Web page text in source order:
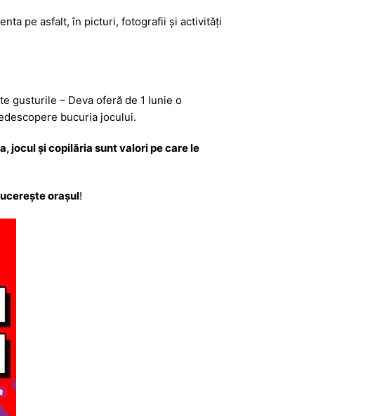
pe asfalt, în picturi, fotografii și activități
gusturile – Deva oferă de 1 Iunie o
bucuria jocului.
jocul și copilăria sunt valori pe care le
orașul!